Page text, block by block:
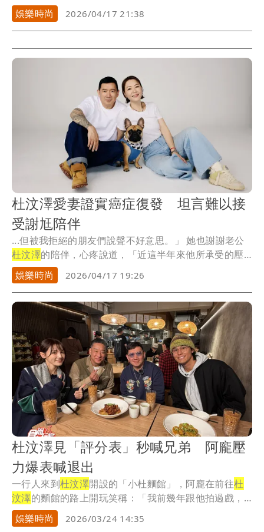
中能夠...
娛樂時尚 2026/04/17 21:38
杜汶澤愛妻證實癌症復發 坦言難以接
受謝尪陪伴
...但被我拒絕的朋友們說聲不好意思。」 她也謝謝老公
杜汶澤的陪伴，心疼說道，「近這半年來他所承受的壓
力...
娛樂時尚 2026/04/17 19:26
杜汶澤見「評分表」秒喊兄弟 阿龐壓
力爆表喊退出
一行人來到杜汶澤開設的「小杜麵館」，阿龐在前往杜
汶澤的麵館的路上開玩笑稱：「我前幾年跟他拍過戲，
如果...
娛樂時尚 2026/03/24 14:35